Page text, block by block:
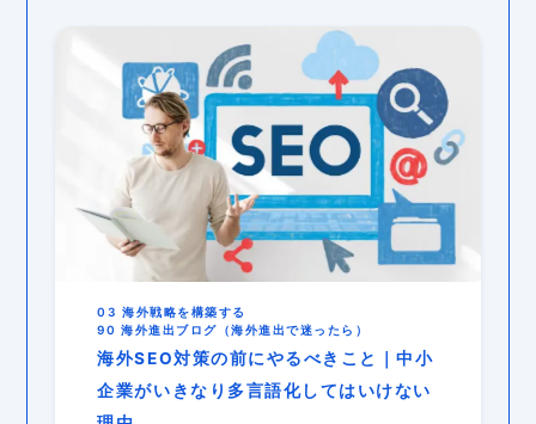
03 海外戦略を構築する
90 海外進出ブログ（海外進出で迷ったら）
海外SEO対策の前にやるべきこと｜中小
企業がいきなり多言語化してはいけない